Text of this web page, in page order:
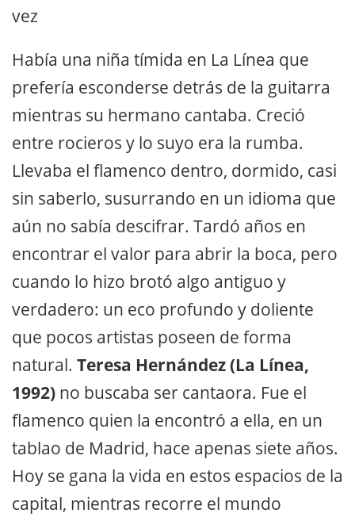
vez
Había una niña tímida en La Línea que
prefería esconderse detrás de la guitarra
mientras su hermano cantaba. Creció
entre rocieros y lo suyo era la rumba.
Llevaba el flamenco dentro, dormido, casi
sin saberlo, susurrando en un idioma que
aún no sabía descifrar. Tardó años en
encontrar el valor para abrir la boca, pero
cuando lo hizo brotó algo antiguo y
verdadero: un eco profundo y doliente
que pocos artistas poseen de forma
natural. Teresa Hernández (La Línea,
1992) no buscaba ser cantaora. Fue el
flamenco quien la encontró a ella, en un
tablao de Madrid, hace apenas siete años.
Hoy se gana la vida en estos espacios de la
capital, mientras recorre el mundo